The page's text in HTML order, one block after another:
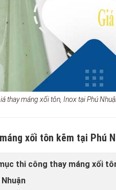
thay máng xối tôn, Inox tại Phú
xối tôn kẽm tại Phú
thi công thay máng xối